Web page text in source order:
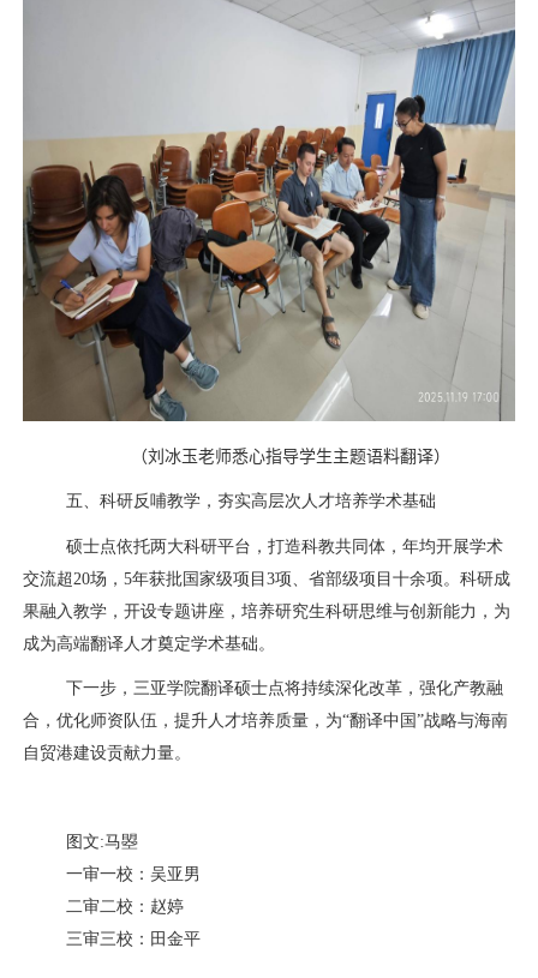
（刘冰玉老师悉心指导学生主题语料翻译）
五、科研反哺教学，夯实高层次人才培养学术基础
硕士点依托两大科研平台，打造科教共同体，年均开展学术
交流超20场，5年获批国家级项目3项、省部级项目十余项。科研成
果融入教学，开设专题讲座，培养研究生科研思维与创新能力，为
成为高端翻译人才奠定学术基础。
下一步，三亚学院翻译硕士点将持续深化改革，强化产教融
合，优化师资队伍，提升人才培养质量，为“翻译中国”战略与海南
自贸港建设贡献力量。
图文:马曌
一审一校：吴亚男
二审二校：赵婷
三审三校：田金平